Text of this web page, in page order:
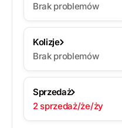
Brak problemów
Kolizje
Brak problemów
Sprzedaż
2 sprzedaż/że/ży